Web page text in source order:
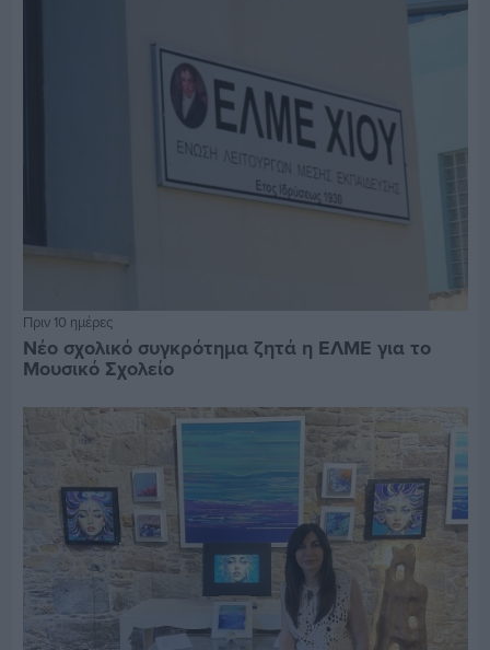
Πριν 10 ημέρες
Νέο σχολικό συγκρότημα ζητά η ΕΛΜΕ για το
Μουσικό Σχολείο